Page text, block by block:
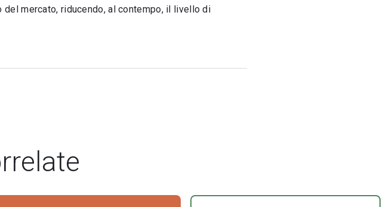
mercato, riducendo, al contempo, il livello di